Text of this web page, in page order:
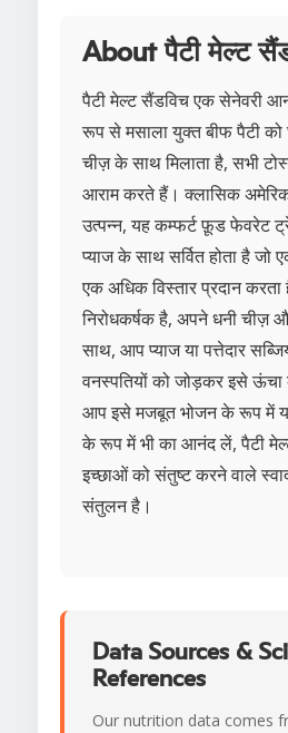
About पैटी मेल्ट
पैटी मेल्ट सैंडविच एक सेनेवरी
रूप से मसाला युक्त बीफ पैटी
चीज़ के साथ मिलाता है, सभी
आराम करते हैं। क्लासिक
उत्पन्न, यह कम्फर्ट फ़ूड फेवरेट
प्याज के साथ सर्वित होता है जो
एक अधिक विस्तार प्रदान
निरोधकर्षक है, अपने धनी चीज़
साथ, आप प्याज या पत्तेदार
वनस्पतियों को जोड़कर इसे
आप इसे मजबूत भोजन के रूप में या
के रूप में भी का आनंद लें, पैटी
इच्छाओं को संतुष्ट करने वाले
संतुलन है।
Data Sources &
References
Our nutrition data comes